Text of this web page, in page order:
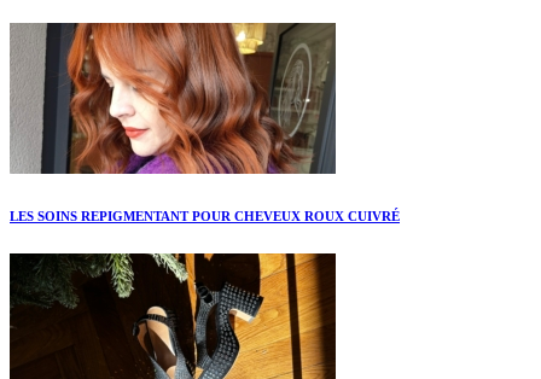
LES SOINS REPIGMENTANT POUR CHEVEUX ROUX CUIVRÉ